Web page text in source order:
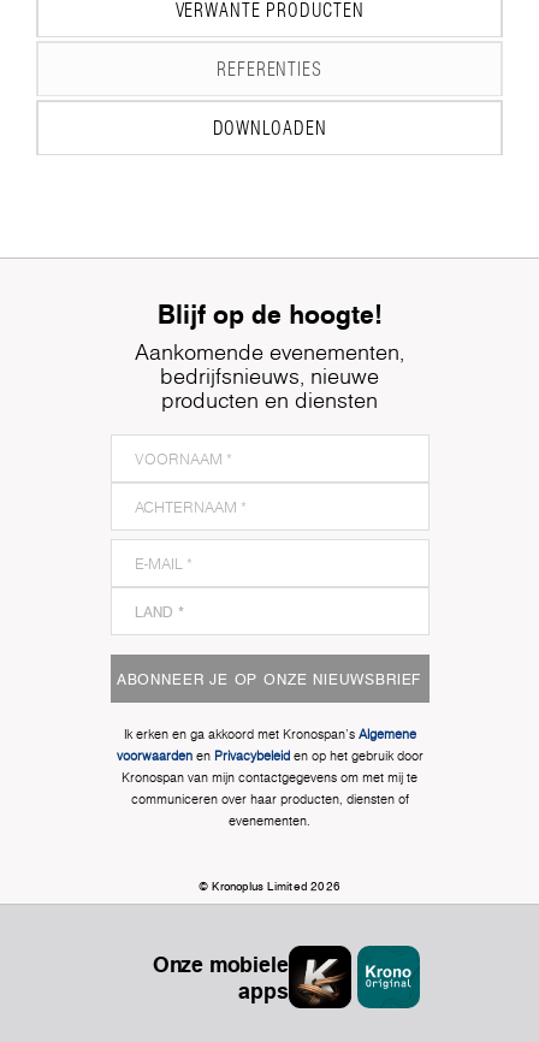
VERWANTE PRODUCTEN
REFERENTIES
DOWNLOADEN
Blijf op de hoogte!
Aankomende evenementen,
bedrijfsnieuws, nieuwe
producten en diensten
ABONNEER JE OP ONZE NIEUWSBRIEF
Ik erken en ga akkoord met Kronospan's Algemene
voorwaardenen Privacybeleiden op het gebruik door
Kronospan van mijn contactgegevens om met mij te
communiceren over haar producten, diensten of
evenementen.
© Kronoplus Limited 2026
Onze mobiele
apps